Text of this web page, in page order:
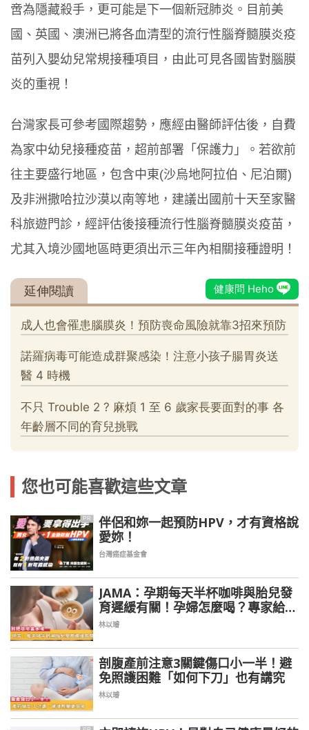
啻為隱藏殺手，更可能是下一個新冠肺炎。目前美
國、英國、澳洲已將各血清型的流行性腦脊髓膜炎疫
苗列入嬰幼兒常規接種項目，由此可見各國皆對腦膜
炎的重視！
台灣家長可參考國際趨勢，應經由醫師評估後，自費
為家中幼兒接種疫苗，超前部署「保護力」。若欲前
往主要盛行地區，包含中東(沙烏地阿拉伯、尼泊爾)
及非洲撒哈拉沙漠以南等地，建議出國前十天至家醫
科旅遊門診，經評估後接種流行性腦脊髓膜炎疫苗，
尤其入境沙國地區時更須出示三年內相關接種證明！
您也可能喜歡這些文章
PR
伴侶和妳一起預防HPV，才有資格說
愛妳！
台灣癌症基金會
JAMA：孕期每天半杯咖啡與胎兒發
育遲緩有關！孕婦怎麼喝？專家給出
意見
林以璿
剖腹產前注意3關鍵傷口小一半！避
免照護困難「如何下刀」也有講究
林以璿